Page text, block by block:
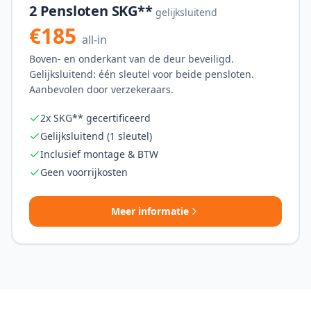
2 Pensloten SKG**gelijksluitend
€185 all-in
Boven- en onderkant van de deur beveiligd.
Gelijksluitend: één sleutel voor beide pensloten.
Aanbevolen door verzekeraars.
2x SKG** gecertificeerd
Gelijksluitend (1 sleutel)
Inclusief montage & BTW
Geen voorrijkosten
Meer informatie